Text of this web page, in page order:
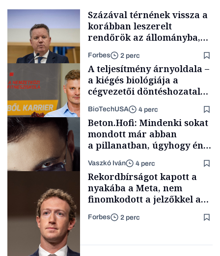
Társadalom
Százával térnének vissza a
korábban leszerelt
rendőrök az állományba,
Pósfai Gábor elárulta, hol
tart a folyamat
Forbes 2 perc
Content Lab HUB
A teljesítmény árnyoldala –
a kiégés biológiája a
cégvezetői döntéshozatal
BioTechUSA 4 perc
Forbes-sztori
Beton.Hofi: Mindenki sokat
mondott már abban
a pillanatban, úgyhogy én
a legsarkosabb
gondolataimat akartam
kimondani
Vaszkó Iván 4 perc
Rekordbírságot kapott a
nyakába a Meta, nem
finomkodott a jelzőkkel az
illetékes bíróság
Forbes 2 perc